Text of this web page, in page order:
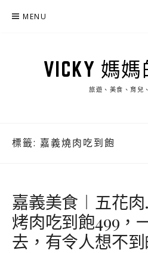
MENU
VICKY 媽
旅遊、美食、育兒
標籤: 嘉義燒肉吃到飽
嘉義美食︱五花
烤肉吃到飽499，
去，有令人想不